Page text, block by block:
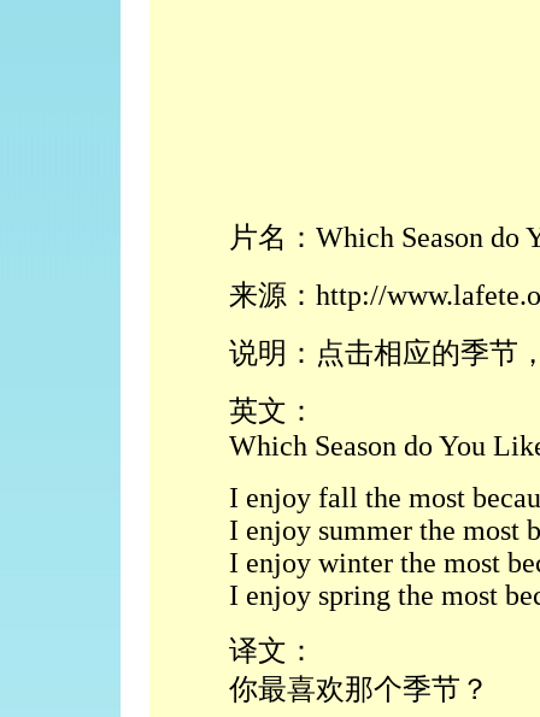
片名：Which Season do
来源：http://
说明：点击相应的季节
英文：
Which Season do You
I enjoy fall the most
I enjoy summer the most
I enjoy winter the most
I enjoy spring the most
译文：
你最喜欢那个季节？